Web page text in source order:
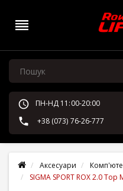
ПН-НД 11:00-20:00
+38 (073) 76-26-777
Аксесуари
SIGMA SPORT ROX 2.0 Top